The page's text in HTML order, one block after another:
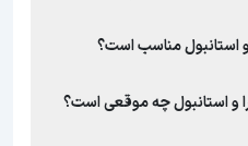
و استانبول مناسب است؟
و استانبول چه موقعی است؟